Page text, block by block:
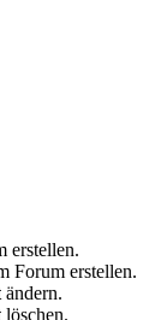
erstellen.
Forum erstellen.
ändern.
löschen.